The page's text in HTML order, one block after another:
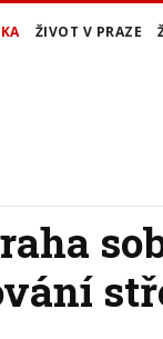
ŽIVOT V PRAZE